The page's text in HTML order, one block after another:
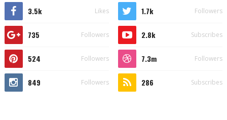
3.5k Likes 1.7k Followers
735 Followers 2.8k Subscribes
524 Followers 7.3m Followers
849 Followers 286 Subscribes